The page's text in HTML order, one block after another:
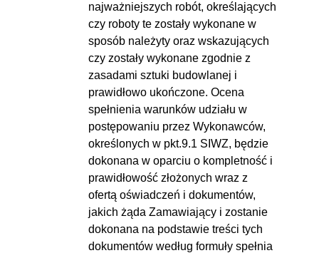
najważniejszych robót, określających
czy roboty te zostały wykonane w
sposób należyty oraz wskazujących
czy zostały wykonane zgodnie z
zasadami sztuki budowlanej i
prawidłowo ukończone. Ocena
spełnienia warunków udziału w
postępowaniu przez Wykonawców,
określonych w pkt.9.1 SIWZ, będzie
dokonana w oparciu o kompletność i
prawidłowość złożonych wraz z
ofertą oświadczeń i dokumentów,
jakich żąda Zamawiający i zostanie
dokonana na podstawie treści tych
dokumentów według formuły spełnia